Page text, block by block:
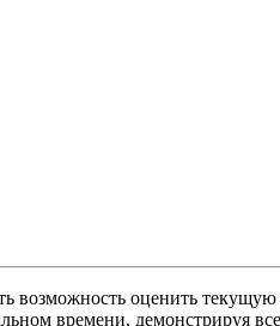
оценить
времени, демонстрируя